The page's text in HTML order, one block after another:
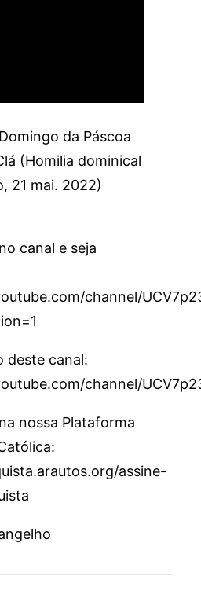
da Páscoa
(Homilia dominical
21 mai. 2022)
canal e seja
channel/
deste canal:
channel/
nossa Plataforma
assine-